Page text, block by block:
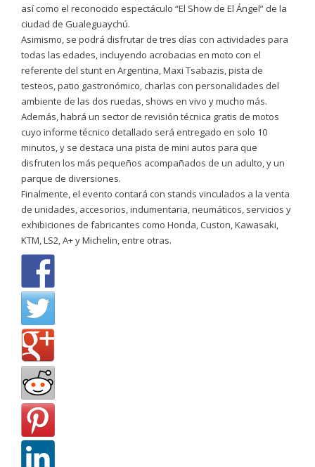
así como el reconocido espectáculo “El Show de El Ángel” de la
ciudad de Gualeguaychú.
Asimismo, se podrá disfrutar de tres días con actividades para
todas las edades, incluyendo acrobacias en moto con el
referente del stunt en Argentina, Maxi Tsabazis, pista de
testeos, patio gastronómico, charlas con personalidades del
ambiente de las dos ruedas, shows en vivo y mucho más.
Además, habrá un sector de revisión técnica gratis de motos
cuyo informe técnico detallado será entregado en solo 10
minutos, y se destaca una pista de mini autos para que
disfruten los más pequeños acompañados de un adulto, y un
parque de diversiones.
Finalmente, el evento contará con stands vinculados a la venta
de unidades, accesorios, indumentaria, neumáticos, servicios y
exhibiciones de fabricantes como Honda, Custon, Kawasaki,
KTM, LS2, A+ y Michelin, entre otras.